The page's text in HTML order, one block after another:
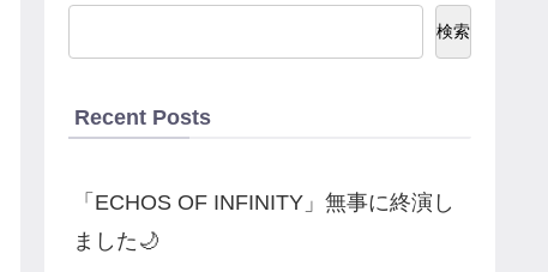
検索
Recent Posts
「ECHOS OF INFINITY」無事に終演し
ました🌙